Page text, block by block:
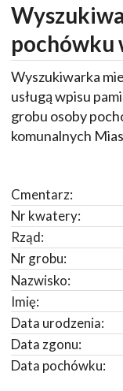
pochówku
Wyszukiwarka
usługą wpisu
grobu osoby
komunalnych
Cmentarz:
Nr kwatery:
Rząd:
Nr grobu:
Nazwisko:
Imię:
Data urodzenia:
Data zgonu:
Data pochówku: